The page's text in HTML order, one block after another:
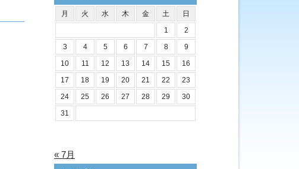
月 火 水 木 金 土
日
1
2
3
4 5 6 7 8
9
10
11 12 13 14 15
16
17
18 19 20 21 22
23
24
25 26 27 28 29
30
31
« 7月